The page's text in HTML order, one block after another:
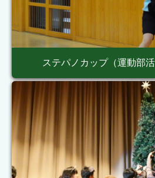
ステパノカップ（運動部